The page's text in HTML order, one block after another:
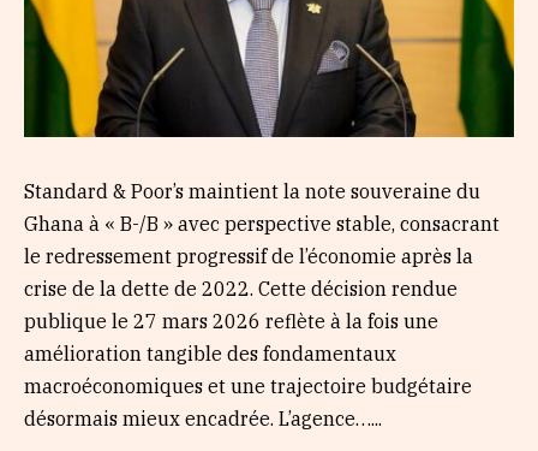
Standard & Poor’s maintient la note souveraine du
Ghana à « B-/B » avec perspective stable, consacrant
le redressement progressif de l’économie après la
crise de la dette de 2022. Cette décision rendue
publique le 27 mars 2026 reflète à la fois une
amélioration tangible des fondamentaux
macroéconomiques et une trajectoire budgétaire
désormais mieux encadrée. L’agence…...